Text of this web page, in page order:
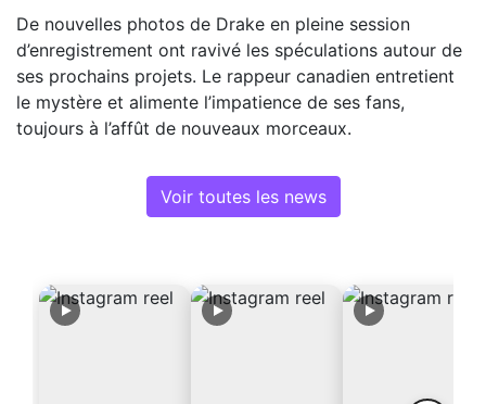
De nouvelles photos de Drake en pleine session
d’enregistrement ont ravivé les spéculations autour de
ses prochains projets. Le rappeur canadien entretient
le mystère et alimente l’impatience de ses fans,
toujours à l’affût de nouveaux morceaux.
Voir toutes les news